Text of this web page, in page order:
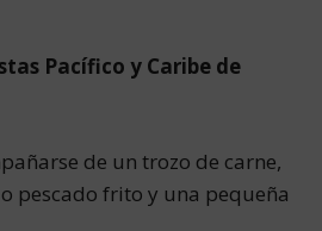
Pacífico y Caribe de
de un trozo de carne,
pescado frito y una pequeña